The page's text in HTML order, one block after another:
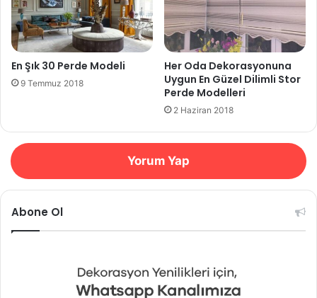
En Şık 30 Perde Modeli
9 Temmuz 2018
Her Oda Dekorasyonuna
Uygun En Güzel Dilimli Stor
Perde Modelleri
2 Haziran 2018
Yorum Yap
Abone Ol